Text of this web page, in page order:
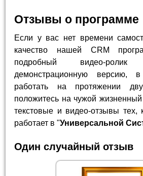
Отзывы о программе
Если у вас нет времени
качество нашей CRM
подробный видео-
демонстрационную версию,
работать на протяжении
положитесь на чужой
текстовые и видео-отзывы тех,
работает в "Универсальной
Один случайный отзыв